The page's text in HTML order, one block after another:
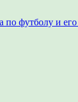
по футболу и